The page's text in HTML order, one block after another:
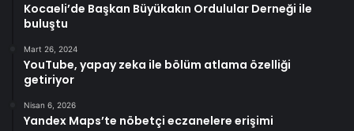
Kocaeli’de Başkan Büyükakın Ordulular Derneği ile
buluştu
Mart 26, 2024
YouTube, yapay zeka ile bölüm atlama özelliği
getiriyor
Nisan 6, 2026
Yandex Maps’te nöbetçi eczanelere erişimi